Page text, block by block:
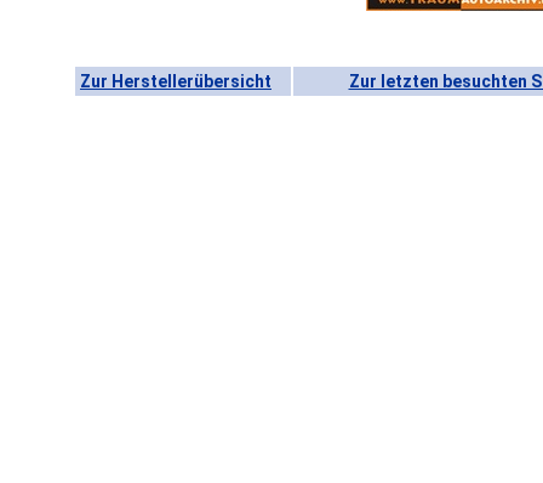
Zur Herstellerübersicht Zur letzten besuchten